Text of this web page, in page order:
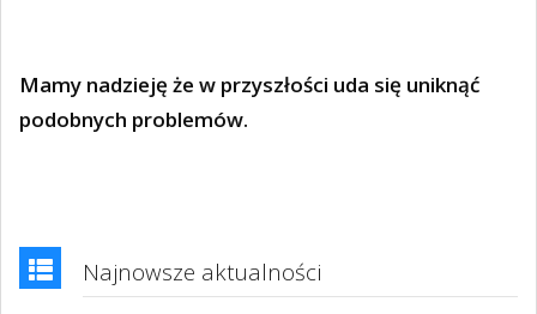
Mamy nadzieję że w przyszłości uda się uniknąć
podobnych problemów.
Najnowsze aktualności